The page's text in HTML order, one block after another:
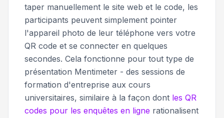
taper manuellement le site web et le code, les
participants peuvent simplement pointer
l'appareil photo de leur téléphone vers votre
QR code et se connecter en quelques
secondes. Cela fonctionne pour tout type de
présentation Mentimeter - des sessions de
formation d'entreprise aux cours
universitaires, similaire à la façon dont les QR
codes pour les enquêtes en ligne rationalisent